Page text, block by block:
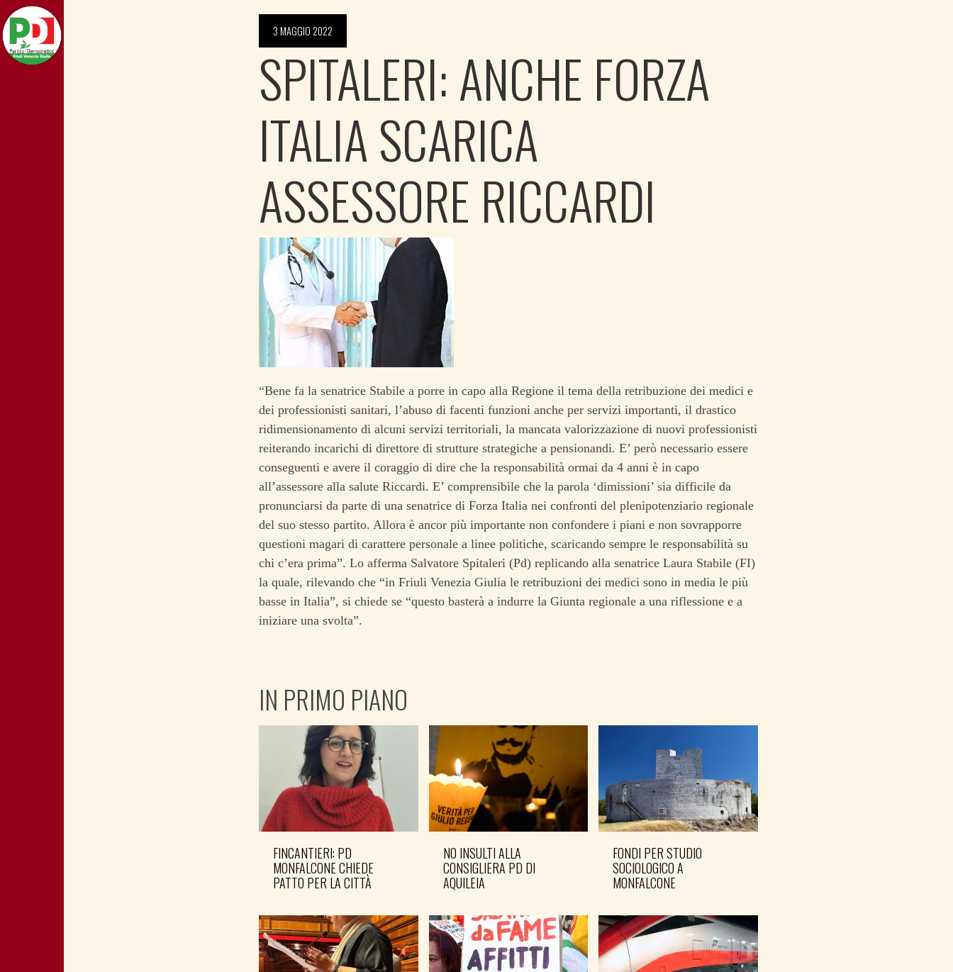
3 MAGGIO 2022
SPITALERI: ANCHE FORZA
ITALIA SCARICA
ASSESSORE RICCARDI
“Bene fa la senatrice Stabile a porre in capo alla Regione il tema della retribuzione dei medici e
dei professionisti sanitari, l’abuso di facenti funzioni anche per servizi importanti, il drastico
ridimensionamento di alcuni servizi territoriali, la mancata valorizzazione di nuovi professionisti
reiterando incarichi di direttore di strutture strategiche a pensionandi. E’ però necessario essere
conseguenti e avere il coraggio di dire che la responsabilità ormai da 4 anni è in capo
all’assessore alla salute Riccardi. E’ comprensibile che la parola ‘dimissioni’ sia difficile da
pronunciarsi da parte di una senatrice di Forza Italia nei confronti del plenipotenziario regionale
del suo stesso partito. Allora è ancor più importante non confondere i piani e non sovrapporre
questioni magari di carattere personale a linee politiche, scaricando sempre le responsabilità su
chi c’era prima”. Lo afferma Salvatore Spitaleri (Pd) replicando alla senatrice Laura Stabile (FI)
la quale, rilevando che “in Friuli Venezia Giulia le retribuzioni dei medici sono in media le più
basse in Italia”, si chiede se “questo basterà a indurre la Giunta regionale a una riflessione e a
iniziare una svolta”.
IN PRIMO PIANO
FINCANTIERI: PD
MONFALCONE CHIEDE
PATTO PER LA CITTÀ
NO INSULTI ALLA
CONSIGLIERA PD DI
AQUILEIA
FONDI PER STUDIO
SOCIOLOGICO A
MONFALCONE